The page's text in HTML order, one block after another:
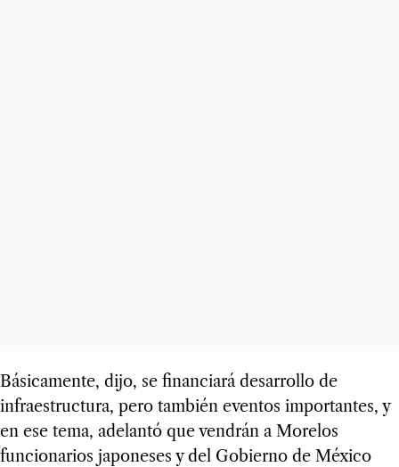
Básicamente, dijo, se financiará desarrollo de
infraestructura, pero también eventos importantes, y
en ese tema, adelantó que vendrán a Morelos
funcionarios japoneses y del Gobierno de México